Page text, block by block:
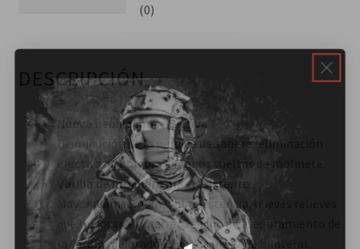
(0)
DESCRIPCIÓN
Nueva hebilla más efectiva
Disminución de la pérdida de sangre, eliminación
efectiva de holguras, menos vueltas de molinete.
Varilla de molinete más resistente
Mayor diámetro, mayor resistencia, nueves relieves
que mejoran el agarre. Gancho de aseguramiento de
la varilla mejorado. Entrada biselada bilateral,